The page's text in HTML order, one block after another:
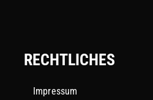
RECHTLICHES
Impressum